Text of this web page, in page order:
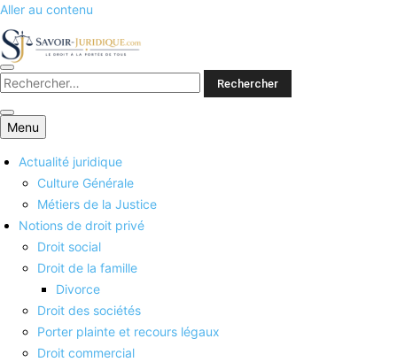
Aller au contenu
Savoirs juridiques
Menu
Actualité juridique
Culture Générale
Métiers de la Justice
Notions de droit privé
Droit social
Droit de la famille
Divorce
Droit des sociétés
Porter plainte et recours légaux
Droit commercial